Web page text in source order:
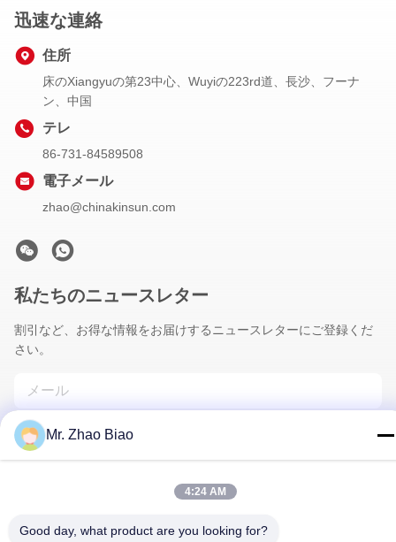
迅速な連絡
住所
床のXiangyuの第23中心、Wuyiの223rd道、長沙、フーナ
ン、中国
テレ
86-731-84589508
電子メール
zhao@chinakinsun.com
私たちのニュースレター
割引など、お得な情報をお届けするニュースレターにご登録くだ
さい。
連絡 ください
Mr. Zhao Biao
4:24 AM
Good day, what product are you looking for?